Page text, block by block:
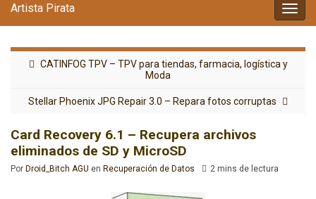
la
Artista Pirata
CATINFOG TPV – TPV para tiendas, farmacia, logística y
Moda
Stellar Phoenix JPG Repair 3.0 – Repara fotos corruptas
Card Recovery 6.1 – Recupera archivos
eliminados de SD y MicroSD
Por Droid_Bitch AGU en Recuperación de Datos 2 mins de lectura